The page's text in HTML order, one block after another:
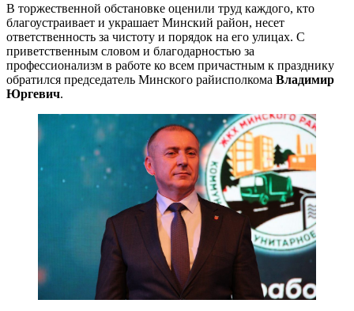
В торжественной обстановке оценили труд каждого, кто
благоустраивает и украшает Минский район, несет
ответственность за чистоту и порядок на его улицах. С
приветственным словом и благодарностью за
профессионализм в работе ко всем причастным к празднику
обратился председатель Минского райисполкома Владимир
Юргевич.